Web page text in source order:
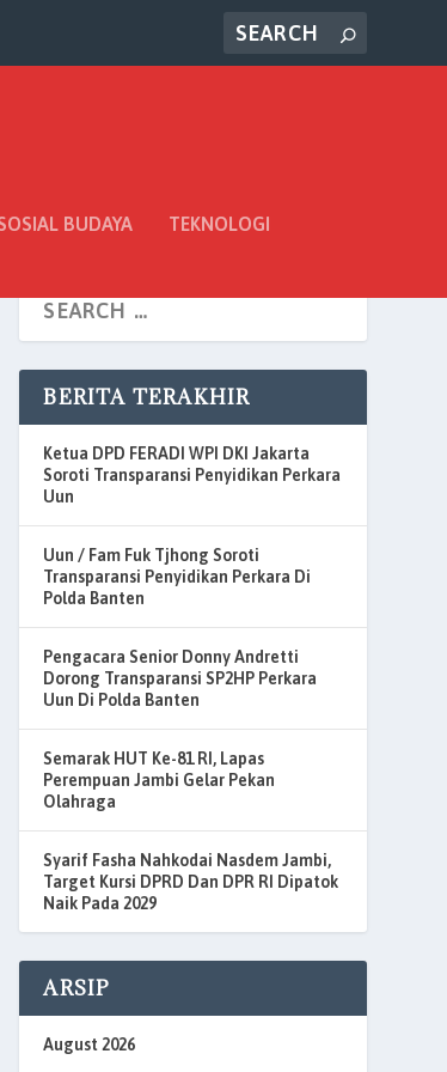
BUDAYA TEKNOLOGI
BERITA TERAKHIR
Ketua DPD FERADI WPI DKI Jakarta
Soroti Transparansi Penyidikan Perkara
Uun
Uun / Fam Fuk Tjhong Soroti
Transparansi Penyidikan Perkara Di
Polda Banten
Pengacara Senior Donny Andretti
Dorong Transparansi SP2HP Perkara
Uun Di Polda Banten
Semarak HUT Ke-81 RI, Lapas
Perempuan Jambi Gelar Pekan
Olahraga
Syarif Fasha Nahkodai Nasdem Jambi,
Target Kursi DPRD Dan DPR RI Dipatok
Naik Pada 2029
ARSIP
August 2026